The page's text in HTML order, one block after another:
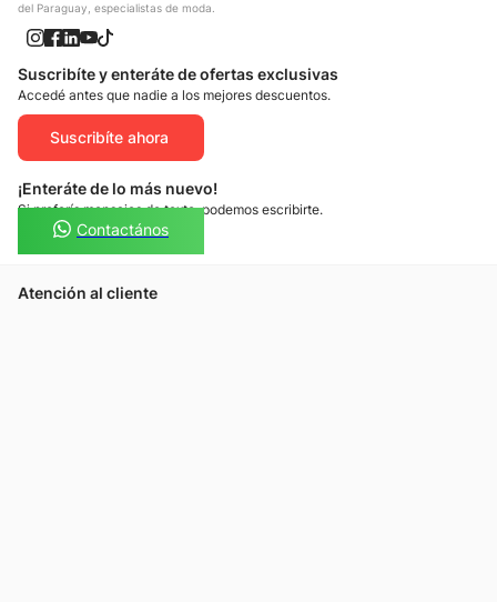
del Paraguay, especialistas de moda.
Suscribíte y enteráte de ofertas exclusivas
Accedé antes que nadie a los mejores descuentos.
Suscribíte ahora
¡Enteráte de lo más nuevo!
Si preferís mensajes de texto, podemos escribirte.
Contactános
Atención al cliente